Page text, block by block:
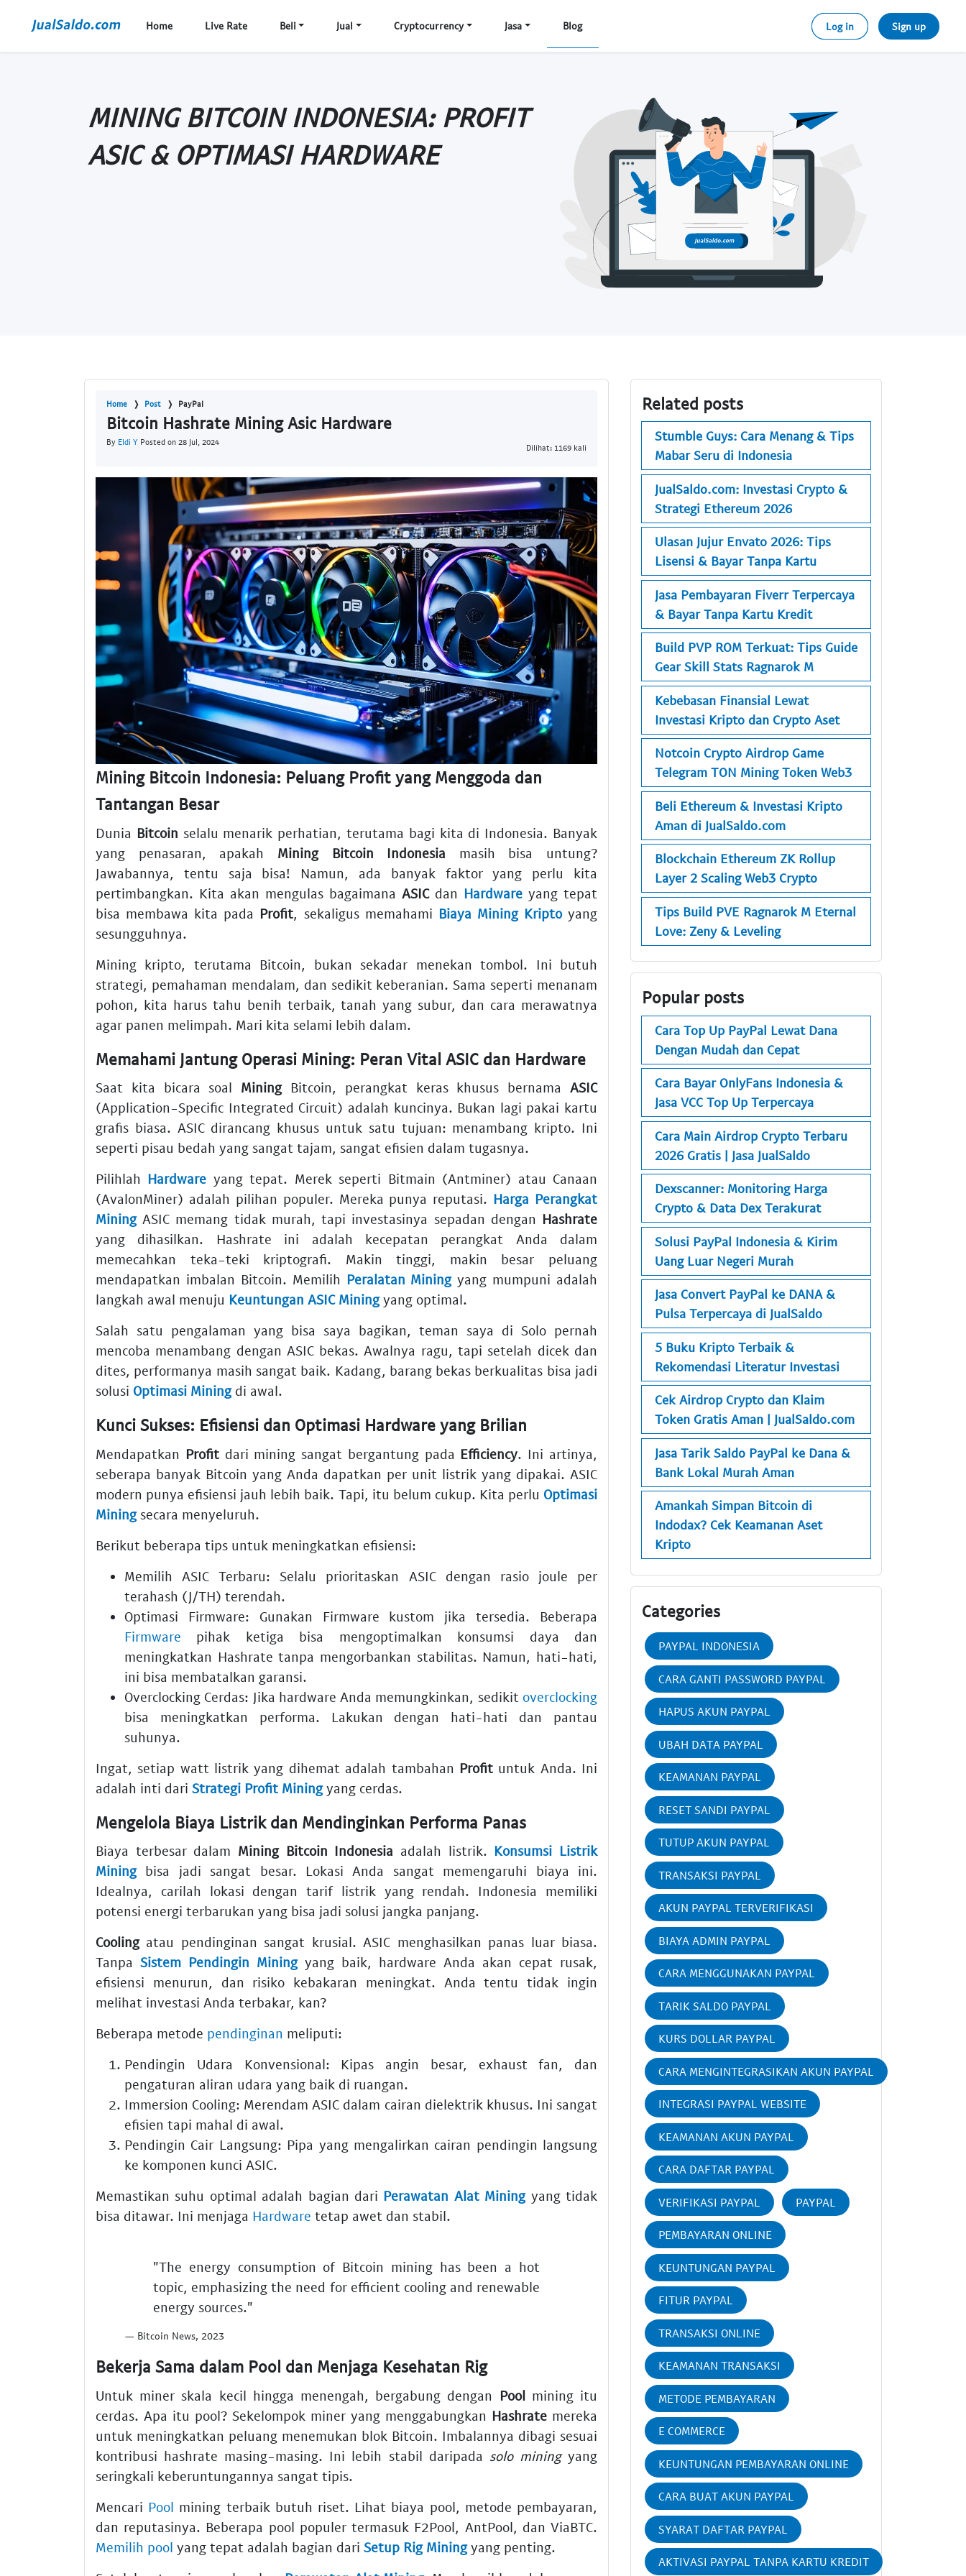
Home Live Rate Beli Jual Cryptocurrency Jasa Blog Log in Sign up
MINING BITCOIN INDONESIA: PROFIT
ASIC & OPTIMASI HARDWARE
Home Post PayPal
Bitcoin Hashrate Mining Asic Hardware
By Eldi Y Posted on 28 Jul, 2024
Dilihat: 1169 kali
Mining Bitcoin Indonesia: Peluang Profit yang Menggoda dan
Tantangan Besar
Dunia Bitcoin selalu menarik perhatian, terutama bagi kita di Indonesia. Banyak
yang penasaran, apakah Mining Bitcoin Indonesia masih bisa untung?
Jawabannya, tentu saja bisa! Namun, ada banyak faktor yang perlu kita
pertimbangkan. Kita akan mengulas bagaimana ASICdan Hardware yang tepat
bisa membawa kita pada Profit, sekaligus memahami Biaya Mining Kriptoyang
sesungguhnya.
Mining kripto, terutama Bitcoin, bukan sekadar menekan tombol. Ini butuh
strategi, pemahaman mendalam, dan sedikit keberanian. Sama seperti menanam
pohon, kita harus tahu benih terbaik, tanah yang subur, dan cara merawatnya
agar panen melimpah. Mari kita selami lebih dalam.
Memahami Jantung Operasi Mining: Peran Vital ASIC dan Hardware
Saat kita bicara soal MiningBitcoin, perangkat keras khusus bernamaASIC
(Application-Specific Integrated Circuit) adalah kuncinya. Bukan lagi pakai kartu
grafis biasa. ASIC dirancang khusus untuk satu tujuan: menambang kripto. Ini
seperti pisau bedah yang sangat tajam, sangat efisien dalam tugasnya.
Pilihlah Hardware yang tepat. Merek seperti Bitmain (Antminer) atau Canaan
(AvalonMiner) adalah pilihan populer. Mereka punya reputasi. Harga Perangkat
MiningASIC memang tidak murah, tapi investasinya sepadan dengan Hashrate
yang dihasilkan. Hashrate ini adalah kecepatan perangkat Anda dalam
memecahkan teka-teki kriptografi. Makin tinggi, makin besar peluang
mendapatkan imbalan Bitcoin. Memilih Peralatan Miningyang mumpuni adalah
langkah awal menuju Keuntungan ASIC Miningyang optimal.
Salah satu pengalaman yang bisa saya bagikan, teman saya di Solo pernah
mencoba menambang dengan ASIC bekas. Awalnya ragu, tapi setelah dicek dan
dites, performanya masih sangat baik. Kadang, barang bekas berkualitas bisa jadi
solusi Optimasi Miningdi awal.
Kunci Sukses: Efisiensi dan Optimasi Hardware yang Brilian
Mendapatkan Profitdari mining sangat bergantung pada Efficiency. Ini artinya,
seberapa banyak Bitcoin yang Anda dapatkan per unit listrik yang dipakai. ASIC
modern punya efisiensi jauh lebih baik. Tapi, itu belum cukup. Kita perlu Optimasi
Miningsecara menyeluruh.
Berikut beberapa tips untuk meningkatkan efisiensi:
Memilih ASIC Terbaru: Selalu prioritaskan ASIC dengan rasio joule per
terahash (J/TH) terendah.
Optimasi Firmware: Gunakan Firmware kustom jika tersedia. Beberapa
Firmware pihak ketiga bisa mengoptimalkan konsumsi daya dan
meningkatkan Hashrate tanpa mengorbankan stabilitas. Namun, hati-hati,
ini bisa membatalkan garansi.
Overclocking Cerdas: Jika hardware Anda memungkinkan, sedikit overclocking
bisa meningkatkan performa. Lakukan dengan hati-hati dan pantau
suhunya.
Ingat, setiap watt listrik yang dihemat adalah tambahan Profituntuk Anda. Ini
adalah inti dari Strategi Profit Miningyang cerdas.
Mengelola Biaya Listrik dan Mendinginkan Performa Panas
Biaya terbesar dalam Mining Bitcoin Indonesia adalah listrik. Konsumsi Listrik
Miningbisa jadi sangat besar. Lokasi Anda sangat memengaruhi biaya ini.
Idealnya, carilah lokasi dengan tarif listrik yang rendah. Indonesia memiliki
potensi energi terbarukan yang bisa jadi solusi jangka panjang.
Coolingatau pendinginan sangat krusial. ASIC menghasilkan panas luar biasa.
Tanpa Sistem Pendingin Miningyang baik, hardware Anda akan cepat rusak,
efisiensi menurun, dan risiko kebakaran meningkat. Anda tentu tidak ingin
melihat investasi Anda terbakar, kan?
Beberapa metode pendinginan meliputi:
Pendingin Udara Konvensional: Kipas angin besar, exhaust fan, dan
pengaturan aliran udara yang baik di ruangan.
Immersion Cooling: Merendam ASIC dalam cairan dielektrik khusus. Ini sangat
efisien tapi mahal di awal.
Pendingin Cair Langsung: Pipa yang mengalirkan cairan pendingin langsung
ke komponen kunci ASIC.
Memastikan suhu optimal adalah bagian dari Perawatan Alat Miningyang tidak
bisa ditawar. Ini menjaga Hardware tetap awet dan stabil.
"The energy consumption of Bitcoin mining has been a hot
topic, emphasizing the need for efficient cooling and renewable
energy sources."
— Bitcoin News, 2023
Bekerja Sama dalam Pool dan Menjaga Kesehatan Rig
Untuk miner skala kecil hingga menengah, bergabung dengan Poolmining itu
cerdas. Apa itu pool? Sekelompok miner yang menggabungkan Hashrate mereka
untuk meningkatkan peluang menemukan blok Bitcoin. Imbalannya dibagi sesuai
kontribusi hashrate masing-masing. Ini lebih stabil daripada solo miningyang
seringkali keberuntungannya sangat tipis.
Mencari Pool mining terbaik butuh riset. Lihat biaya pool, metode pembayaran,
dan reputasinya. Beberapa pool populer termasuk F2Pool, AntPool, dan ViaBTC.
Memilih pool yang tepat adalah bagian dari Setup Rig Miningyang penting.
Related posts
Stumble Guys: Cara Menang & Tips
Mabar Seru di Indonesia
JualSaldo.com: Investasi Crypto &
Strategi Ethereum 2026
Ulasan Jujur Envato 2026: Tips
Lisensi & Bayar Tanpa Kartu
Jasa Pembayaran Fiverr Terpercaya
& Bayar Tanpa Kartu Kredit
Build PVP ROM Terkuat: Tips Guide
Gear Skill Stats Ragnarok M
Kebebasan Finansial Lewat
Investasi Kripto dan Crypto Aset
Notcoin Crypto Airdrop Game
Telegram TON Mining Token Web3
Beli Ethereum & Investasi Kripto
Aman di JualSaldo.com
Blockchain Ethereum ZK Rollup
Layer 2 Scaling Web3 Crypto
Tips Build PVE Ragnarok M Eternal
Love: Zeny & Leveling
Popular posts
Cara Top Up PayPal Lewat Dana
Dengan Mudah dan Cepat
Cara Bayar OnlyFans Indonesia &
Jasa VCC Top Up Terpercaya
Cara Main Airdrop Crypto Terbaru
2026 Gratis | Jasa JualSaldo
Dexscanner: Monitoring Harga
Crypto & Data Dex Terakurat
Solusi PayPal Indonesia & Kirim
Uang Luar Negeri Murah
Jasa Convert PayPal ke DANA &
Pulsa Terpercaya di JualSaldo
5 Buku Kripto Terbaik &
Rekomendasi Literatur Investasi
Cek Airdrop Crypto dan Klaim
Token Gratis Aman | JualSaldo.com
Jasa Tarik Saldo PayPal ke Dana &
Bank Lokal Murah Aman
Amankah Simpan Bitcoin di
Indodax? Cek Keamanan Aset
Kripto
Categories
PAYPAL INDONESIA
CARA GANTI PASSWORD PAYPAL
HAPUS AKUN PAYPAL
UBAH DATA PAYPAL
KEAMANAN PAYPAL
RESET SANDI PAYPAL
TUTUP AKUN PAYPAL
TRANSAKSI PAYPAL
AKUN PAYPAL TERVERIFIKASI
BIAYA ADMIN PAYPAL
CARA MENGGUNAKAN PAYPAL
TARIK SALDO PAYPAL
KURS DOLLAR PAYPAL
CARA MENGINTEGRASIKAN AKUN PAYPAL
INTEGRASI PAYPAL WEBSITE
KEAMANAN AKUN PAYPAL
CARA DAFTAR PAYPAL
VERIFIKASI PAYPAL PAYPAL
PEMBAYARAN ONLINE
KEUNTUNGAN PAYPAL
FITUR PAYPAL
TRANSAKSI ONLINE
KEAMANAN TRANSAKSI
METODE PEMBAYARAN
E COMMERCE
KEUNTUNGAN PEMBAYARAN ONLINE
CARA BUAT AKUN PAYPAL
SYARAT DAFTAR PAYPAL
AKTIVASI PAYPAL TANPA KARTU KREDIT